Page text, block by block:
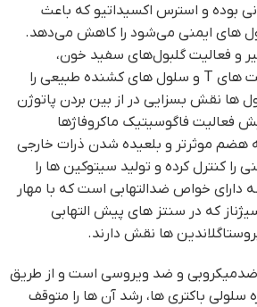
بوده و استرس اکسیداتیو که باعث
های ایمنی می‌شود را کاهش می‌دهد.
و فعالیت گلبول‌های سفید خون،
سیستم ايمنی، لنفوسیت های T و سلول های کشنده طبیعی را
ها نقش بسزایی در از بین بردن پاتوژن
فعالیت فاگوسیتیک ماکروفاژها
موثرتر و بلعیده شدن ذرات خارجی
کنترل کرده و تولید سیتوکین ها را
دارای خواص ضدالتهابی است که با مهار
که در سنتز های پیش التهابی
ها نقش دارند.
ضدمیکروبی و ضد ویروسی است و از طریق
سلولی باکتری ها، رشد آن ها را متوقف